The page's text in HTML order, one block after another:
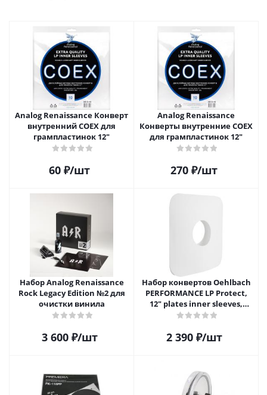
Analog Renaissance Конверт
внутренний COEX для
грампластинок 12"
60 ₽/шт
Analog Renaissance
Конверты внутренние COEX
для грампластинок 12"
270 ₽/шт
Набор Analog Renaissance
Rock Legacy Edition №2 для
очистки винила
3 600₽/шт
Набор конвертов Oehlbach
PERFORMANCE LP Protect,
12" plates inner sleeves,
D1C2611
2 390₽/шт